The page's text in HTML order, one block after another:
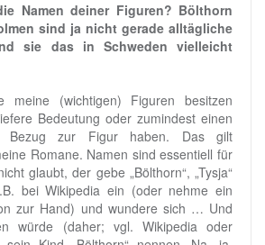
Namen deiner Figuren? Bölthorn
sind ja nicht gerade alltägliche
sie das in Schweden vielleicht
meine (wichtigen) Figuren besitzen
Bedeutung oder zumindest einen
Bezug zur Figur haben. Das gilt
Romane. Namen sind essentiell für
glaubt, der gebe „Bölthorn“, „Tysja“
bei Wikipedia ein (oder nehme ein
zur Hand) und wundere sich … Und
würde (daher; vgl. Wikipedia oder